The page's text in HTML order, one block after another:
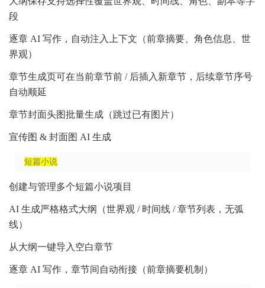
段
逐章 AI 写作，自动注入上下文（前章摘要、角色信息、世
界观）
章节生成页可在当前章节前 / 后插入新章节，后续章节序号
自动顺延
章节封面头图批量生成（跳过已有图片）
宣传图 & 封面图 AI 生成
短篇小说
创建与管理多个短篇小说项目
AI 生成严格格式大纲（世界观 / 时间线 / 章节列表，无弧
线）
从大纲一键导入空白章节
逐章 AI 写作，章节间自动衔接（前章摘要机制）